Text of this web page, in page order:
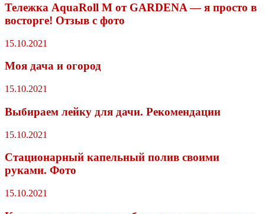
Тележка AquaRoll M от GARDENA — я просто в
восторге! Отзыв с фото
15.10.2021
Моя дача и огород
15.10.2021
Выбираем лейку для дачи. Рекомендации
15.10.2021
Стационарный капельный полив своими
руками. Фото
15.10.2021